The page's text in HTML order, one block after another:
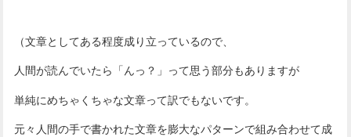
（文章としてある程度成り立っているので、
人間が読んでいたら「んっ？」って思う部分もありますが
単純にめちゃくちゃな文章って訳でもないです。
元々人間の手で書かれた文章を膨大なパターンで組み合わせて成